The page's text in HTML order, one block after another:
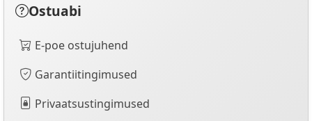
Ostuabi
E-poe ostujuhend
Garantiitingimused
Privaatsustingimused